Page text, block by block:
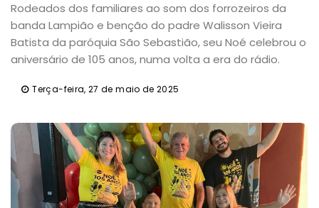
Rodeados dos familiares ao som dos forrozeiros da
banda Lampião e benção do padre Walisson Vieira
Batista da paróquia São Sebastião, seu Noé celebrou o
aniversário de 105 anos, numa volta a era do rádio.
Terça-feira, 27 de maio de 2025